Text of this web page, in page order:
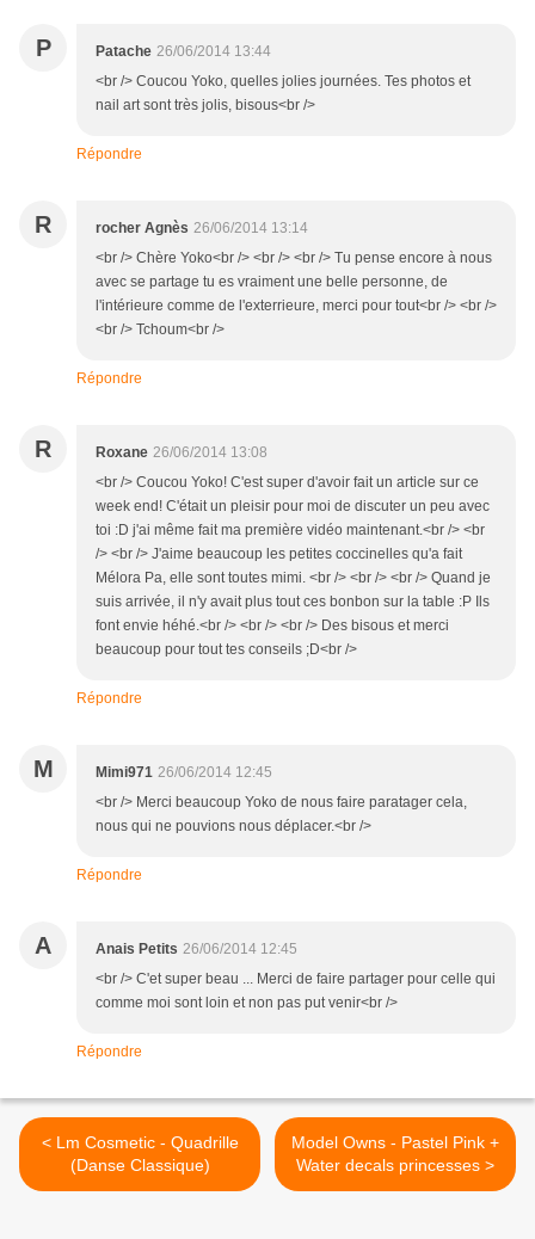
P Patache 26/06/2014 13:44
<br /> Coucou Yoko, quelles jolies journées. Tes photos et
nail art sont très jolis, bisous<br />
Répondre
R rocher Agnès 26/06/2014 13:14
<br /> Chère Yoko<br /> <br /> <br /> Tu pense encore à nous
avec se partage tu es vraiment une belle personne, de
l'intérieure comme de l'exterrieure, merci pour tout<br /> <br />
<br /> Tchoum<br />
Répondre
R Roxane 26/06/2014 13:08
<br /> Coucou Yoko! C'est super d'avoir fait un article sur ce
week end! C'était un pleisir pour moi de discuter un peu avec
toi :D j'ai même fait ma première vidéo maintenant.<br /> <br
/> <br /> J'aime beaucoup les petites coccinelles qu'a fait
Mélora Pa, elle sont toutes mimi. <br /> <br /> <br /> Quand je
suis arrivée, il n'y avait plus tout ces bonbon sur la table :P Ils
font envie héhé.<br /> <br /> <br /> Des bisous et merci
beaucoup pour tout tes conseils ;D<br />
Répondre
M Mimi971 26/06/2014 12:45
<br /> Merci beaucoup Yoko de nous faire paratager cela,
nous qui ne pouvions nous déplacer.<br />
Répondre
A Anais Petits 26/06/2014 12:45
<br /> C'et super beau ... Merci de faire partager pour celle qui
comme moi sont loin et non pas put venir<br />
Répondre
< Lm Cosmetic - Quadrille
(Danse Classique)
Model Owns - Pastel Pink +
Water decals princesses >